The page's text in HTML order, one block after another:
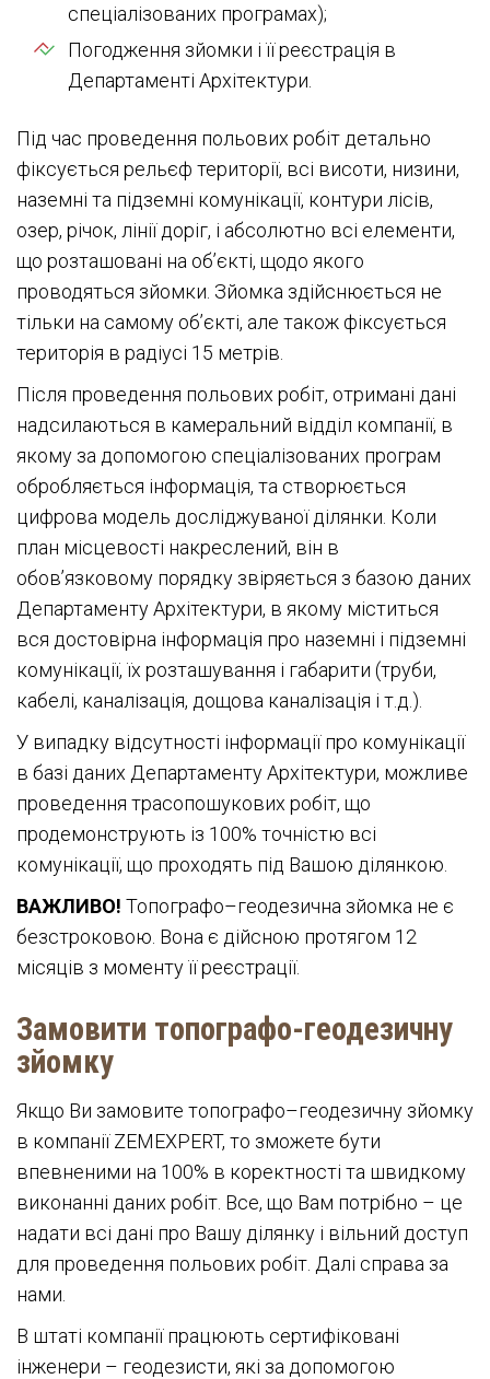
спеціалізованих програмах);
Погодження зйомки і її реєстрація в
Департаменті Архітектури.
Під час проведення польових робіт детально
фіксується рельєф території, всі висоти, низини,
наземні та підземні комунікації, контури лісів,
озер, річок, лінії доріг, і абсолютно всі елементи,
що розташовані на об’єкті, щодо якого
проводяться зйомки. Зйомка здійснюється не
тільки на самому об’єкті, але також фіксується
територія в радіусі 15 метрів.
Після проведення польових робіт, отримані дані
надсилаються в камеральний відділ компанії, в
якому за допомогою спеціалізованих програм
обробляється інформація, та створюється
цифрова модель досліджуваної ділянки. Коли
план місцевості накреслений, він в
обов’язковому порядку звіряється з базою даних
Департаменту Архітектури, в якому міститься
вся достовірна інформація про наземні і підземні
комунікації, їх розташування і габарити (труби,
кабелі, каналізація, дощова каналізація і т.д.).
У випадку відсутності інформації про комунікації
в базі даних Департаменту Архітектури, можливе
проведення трасопошукових робіт, що
продемонструють із 100% точністю всі
комунікації, що проходять під Вашою ділянкою.
ВАЖЛИВО! Топографо–геодезична зйомка не є
безстроковою. Вона є дійсною протягом 12
місяців з моменту її реєстрації.
Замовити топографо-геодезичну
зйомку
Якщо Ви замовите топографо–геодезичну зйомку
в компанії ZEMEXPERT, то зможете бути
впевненими на 100% в коректності та швидкому
виконанні даних робіт. Все, що Вам потрібно – це
надати всі дані про Вашу ділянку і вільний доступ
для проведення польових робіт. Далі справа за
нами.
В штаті компанії працюють сертифіковані
інженери – геодезисти, які за допомогою